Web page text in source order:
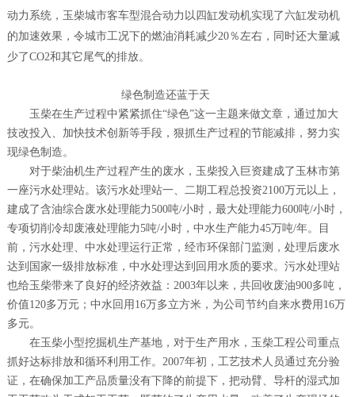
动力系统，玉柴城市客车型混合动力以四缸发动机实现了六缸发动机
的加速效果，令城市工况下的燃油消耗减少20％左右，同时还大量减
少了CO2和其它尾气的排放。
绿色制造还蓝于天
玉柴在生产过程中紧紧抓住“绿色”这一主题来做文章，通过加大
技改投入、加快技术创新等手段，狠抓生产过程的节能减排，努力实
现绿色制造。
对于柴油机生产过程产生的废水，玉柴投入巨资建成了玉林市第
一座污水处理站。该污水处理站一、二期工程总投资2100万元以上，
建成了含油综合废水处理能力500吨/小时，最大处理能力600吨/小时，
专项切削冷却废液处理能力5吨/小时，中水生产能力45万吨/年。目
前，污水处理、中水处理运行正常，经市环保部门监测，处理后废水
达到国家一级排放标准，中水处理达到回用水质的要求。污水处理站
也给玉柴带来了良好的经济效益：2003年以来，共回收废油900多吨，
价值120多万元；中水回用16万多立方米，为公司节约自来水费用16万
多元。
在玉柴小型挖掘机生产基地，对于生产用水，玉柴工程公司重点
抓好达标排放和循环利用工作。2007年初，工艺技术人员通过充分验
证，在确保加工产品质量没有下降的前提下，把动臂、导杆的湿式加